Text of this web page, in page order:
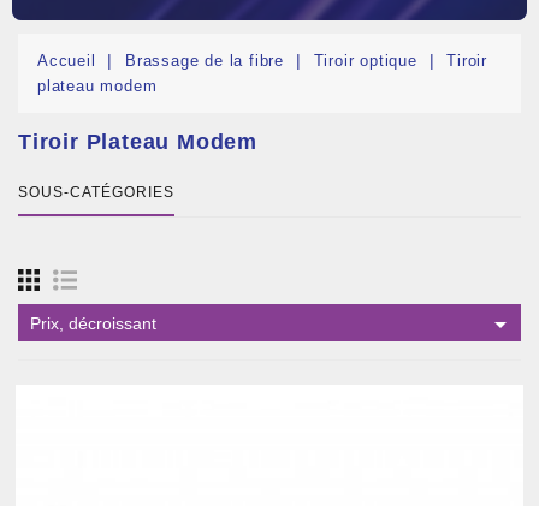
Accueil Brassage de la fibre Tiroir optique
Tiroir
plateau modem
Tiroir Plateau Modem
SOUS-CATÉGORIES
Prix, décroissant 